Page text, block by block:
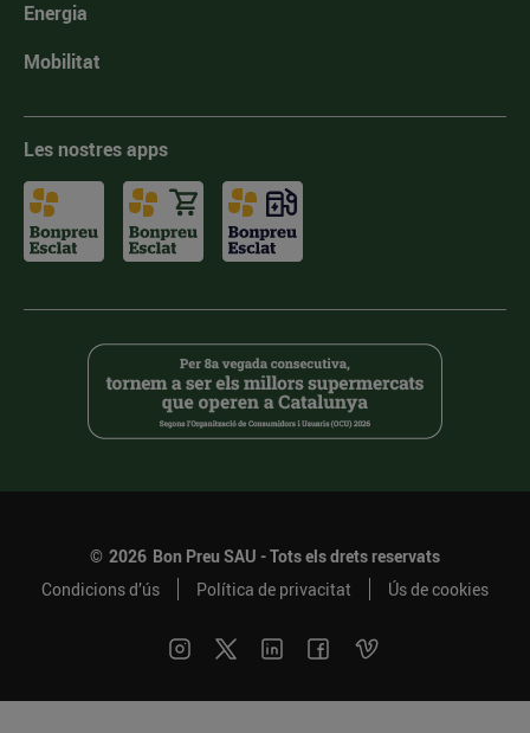
Energia
Mobilitat
Les nostres apps
© 2026 Bon Preu SAU - Tots els drets reservats
Condicions d’ús
Política de privacitat Ús de cookies